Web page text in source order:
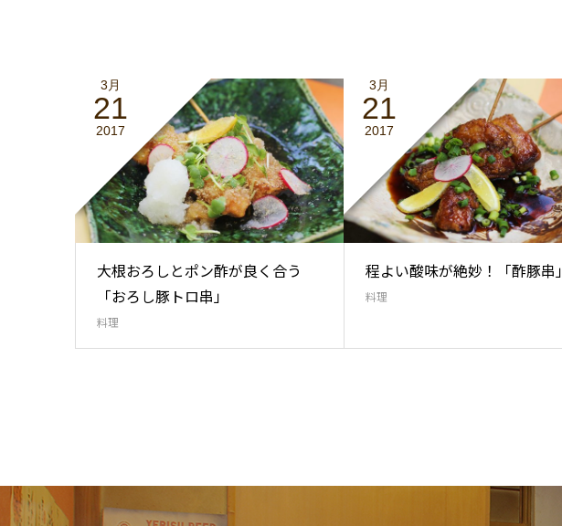
3月
21
2017
大根おろしとポン酢が良く合う
「おろし豚トロ串」
料理
3月
21
2017
程よい酸味が絶妙！「酢豚串」
料理